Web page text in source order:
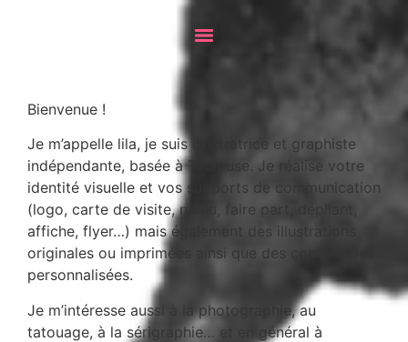
Bienvenue !
Je m’appelle lila, je suis illustratrice et graphiste
indépendante, basée à Toulouse. Je réalise votre
identité visuelle et vos supports de communication
(logo, carte de visite, menu, faire part, dépliant,
affiche, flyer…) mais également des illustrations
originales ou imprimées ainsi que des commandes
personnalisées.
Je m’intéresse aussi à la photographie, au
tatouage, à la sérigraphie… et en général à